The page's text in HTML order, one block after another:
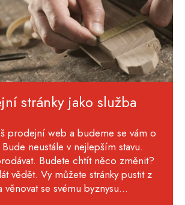
stránky jako služba
prodejní web a budeme se vám o
neustále v nejlepším stavu.
Budete chtít něco změnit?
vědět. Vy můžete stránky pustit z
věnovat se svému byznysu...